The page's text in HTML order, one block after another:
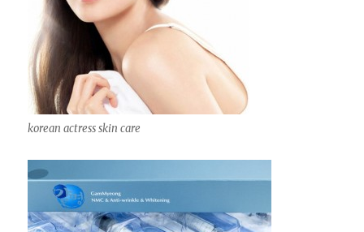
korean actress skin care